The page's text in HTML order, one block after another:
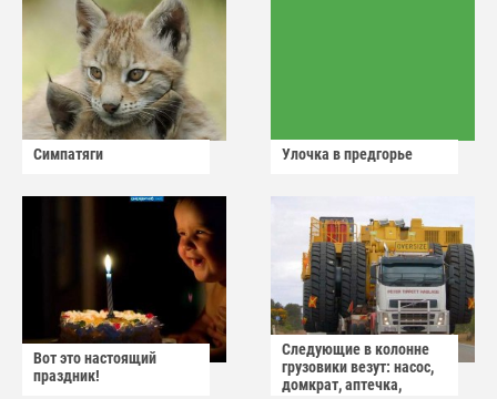
Симпатяги Улочка в предгорье
Вот это настоящий
праздник!
Следующие в колонне
грузовики везут: насос,
домкрат, аптечка,